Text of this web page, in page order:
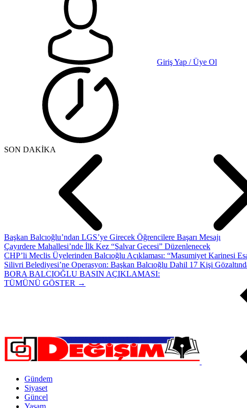
Giriş Yap / Üye Ol
SON DAKİKA
Başkan Balcıoğlu’ndan LGS’ye Girecek Öğrencilere Başarı Mesajı
Çayırdere Mahallesi’nde İlk Kez “Şalvar Gecesi” Düzenlenecek
CHP’li Meclis Üyelerinden Balcıoğlu Açıklaması: “Masumiyet Karinesi
Silivri Belediyesi’ne Operasyon: Başkan Balcıoğlu Dahil 17 Kişi
BORA BALCIOĞLU BASIN AÇIKLAMASI:
TÜMÜNÜ GÖSTER →
Gündem
Siyaset
Güncel
Yaşam